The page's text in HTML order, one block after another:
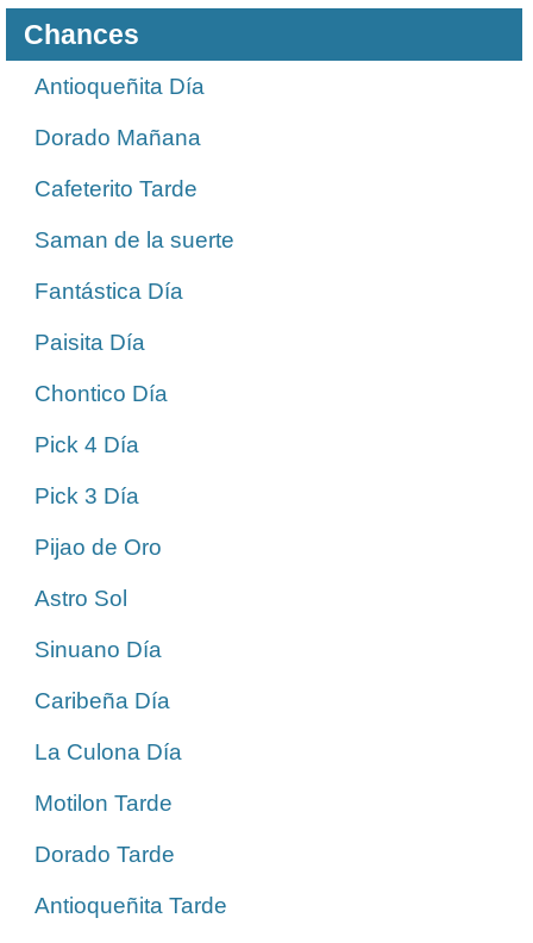
Chances
Antioqueñita Día
Dorado Mañana
Cafeterito Tarde
Saman de la suerte
Fantástica Día
Paisita Día
Chontico Día
Pick 4 Día
Pick 3 Día
Pijao de Oro
Astro Sol
Sinuano Día
Caribeña Día
La Culona Día
Motilon Tarde
Dorado Tarde
Antioqueñita Tarde